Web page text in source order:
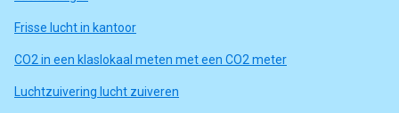
Frisse lucht in kantoor
CO2 in een klaslokaal meten met een CO2 meter
Luchtzuivering lucht zuiveren